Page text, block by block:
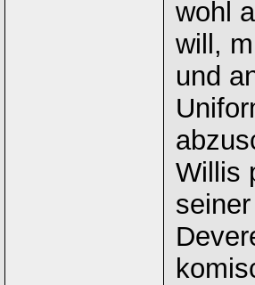
wohl
will,
und
Willis